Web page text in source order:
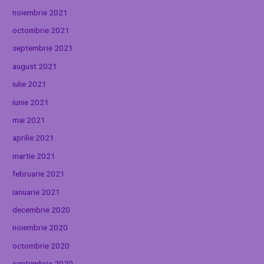
noiembrie 2021
octombrie 2021
septembrie 2021
august 2021
iulie 2021
iunie 2021
mai 2021
aprilie 2021
martie 2021
februarie 2021
ianuarie 2021
decembrie 2020
noiembrie 2020
octombrie 2020